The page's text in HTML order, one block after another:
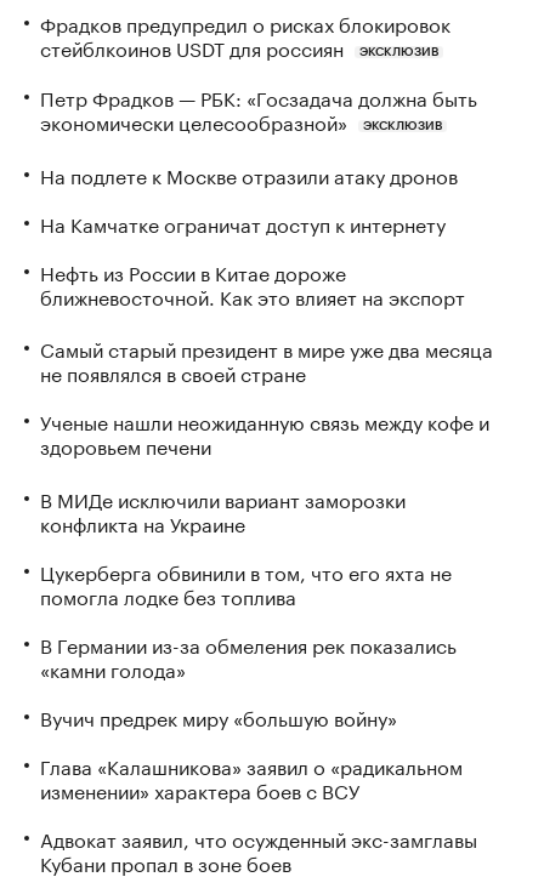
Фрадков предупредил о рисках блокировок
стейблкоинов USDT для россиян
ЭКСКЛЮЗИВ
Петр Фрадков — РБК: «Госзадача должна быть
экономически целесообразной»
ЭКСКЛЮЗИВ
На подлете к Москве отразили атаку дронов
На Камчатке ограничат доступ к интернету
Нефть из России в Китае дороже
ближневосточной. Как это влияет на экспорт
Самый старый президент в мире уже два месяца
не появлялся в своей стране
Ученые нашли неожиданную связь между кофе и
здоровьем печени
В МИДе исключили вариант заморозки
конфликта на Украине
Цукерберга обвинили в том, что его яхта не
помогла лодке без топлива
В Германии из-за обмеления рек показались
«камни голода»
Вучич предрек миру «большую войну»
Глава «Калашникова» заявил о «радикальном
изменении» характера боев с ВСУ
Адвокат заявил, что осужденный экс-замглавы
Кубани пропал в зоне боев